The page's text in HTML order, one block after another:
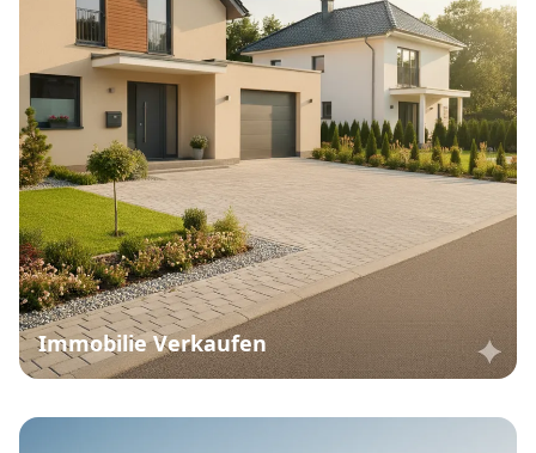
Immobilie Verkaufen